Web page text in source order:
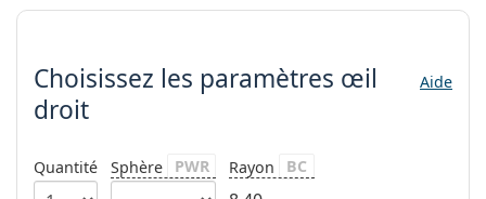
Toutes les marques
Prada
Toutes les marques
hors ligne
Choisissez les paramètres
Choisissez les paramètres œil
droit
Aide
Quantité Sphère PWR Rayon BC